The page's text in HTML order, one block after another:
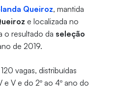
Queiroz, mantida
e localizada no
o resultado da seleção
de 2019.
vagas, distribuídas
e V e do 2º ao 4º ano do